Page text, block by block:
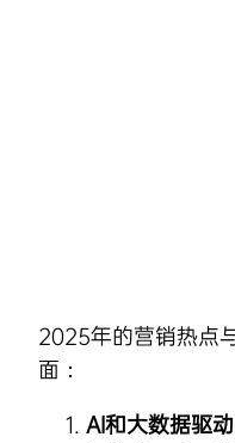
2025年的营销热点
面：
AI和大数据驱